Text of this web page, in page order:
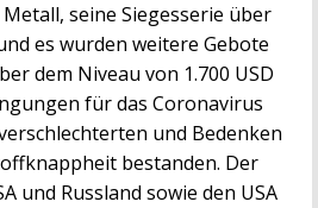
seine Siegesserie über
es wurden weitere Gebote
dem Niveau von 1.700 USD
für das Coronavirus
und Bedenken
bestanden. Der
und Russland sowie den USA